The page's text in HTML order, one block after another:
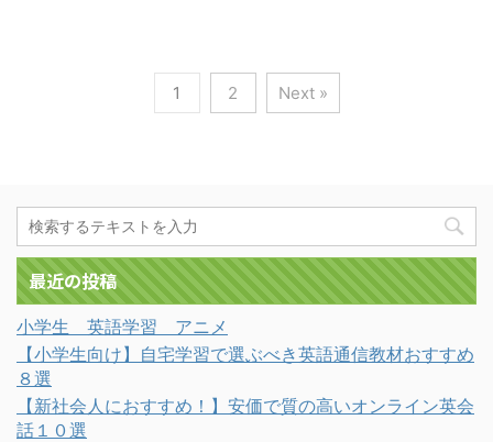
1 2 Next »
最近の投稿
小学生 英語学習 アニメ
【小学生向け】自宅学習で選ぶべき英語通信教材おすすめ
８選
【新社会人におすすめ！】安価で質の高いオンライン英会
話１０選